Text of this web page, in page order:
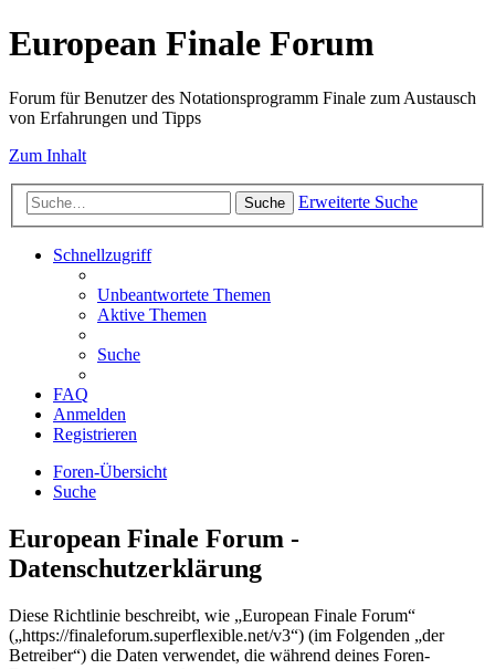
European Finale Forum
Forum für Benutzer des Notationsprogramm Finale zum Austausch
von Erfahrungen und Tipps
Zum Inhalt
Suche Erweiterte Suche
Schnellzugriff
Unbeantwortete Themen
Aktive Themen
Suche
FAQ
Anmelden
Registrieren
Foren-Übersicht
Suche
European Finale Forum -
Datenschutzerklärung
Diese Richtlinie beschreibt, wie „European Finale Forum“
(„https://finaleforum.superflexible.net/v3“) (im Folgenden „der
Betreiber“) die Daten verwendet, die während deines Foren-